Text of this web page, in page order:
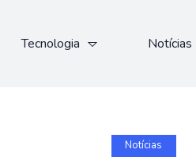
Tecnologia Notícias
Notícias